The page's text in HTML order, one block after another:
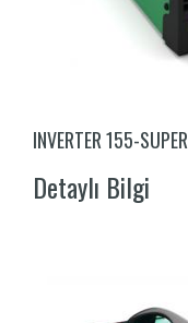
INVERTER 155-SUPER
Detaylı Bilgi